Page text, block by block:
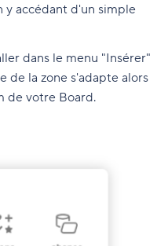
y accédant d'un simple
dans le menu "Insérer"
de la zone s'adapte alors
de votre Board.